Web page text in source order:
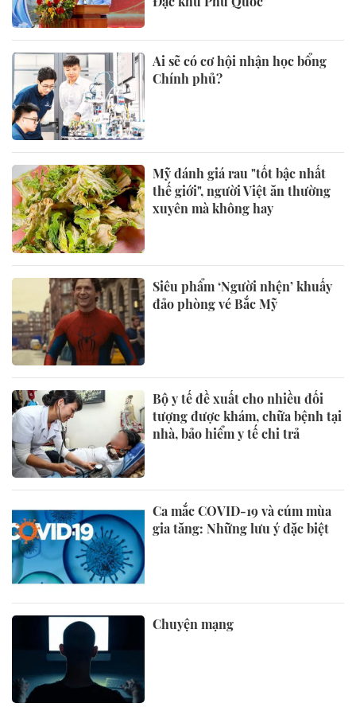
Ai sẽ có cơ hội nhận học bổng
Chính phủ?
Mỹ đánh giá rau "tốt bậc nhất
thế giới", người Việt ăn thường
xuyên mà không hay
Siêu phẩm ‘Người nhện’ khuấy
đảo phòng vé Bắc Mỹ
Bộ y tế đề xuất cho nhiều đối
tượng được khám, chữa bệnh tại
nhà, bảo hiểm y tế chi trả
Ca mắc COVID-19 và cúm mùa
gia tăng: Những lưu ý đặc biệt
Chuyện mạng